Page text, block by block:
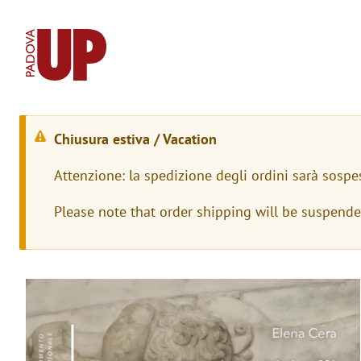
M
s
s
g
g
Chiusura estiva / Vacation
Attenzione: la spedizione degli ordini sarà
Please note that order shipping will be
Immagine